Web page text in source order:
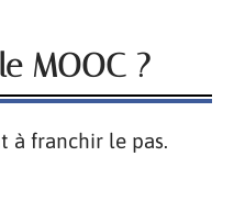
MOOC ?
à franchir le pas.